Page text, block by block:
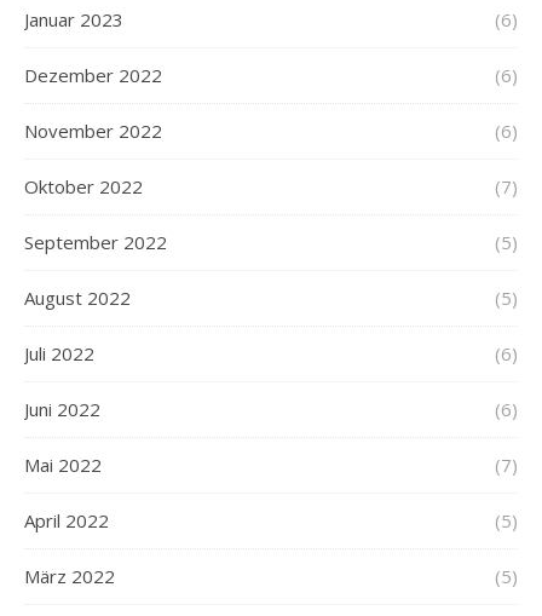
Januar 2023 (6)
Dezember 2022 (6)
November 2022 (6)
Oktober 2022 (7)
September 2022 (5)
August 2022 (5)
Juli 2022 (6)
Juni 2022 (6)
Mai 2022 (7)
April 2022 (5)
März 2022 (5)